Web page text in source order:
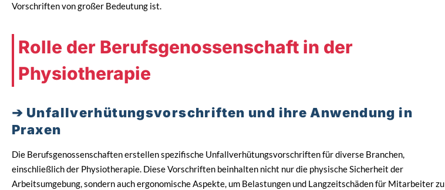
Vorschriften von großer Bedeutung ist.
Rolle der Berufsgenossenschaft in der
Physiotherapie
Unfallverhütungsvorschriften und ihre Anwendung in
Praxen
Die Berufsgenossenschaften erstellen spezifische Unfallverhütungsvorschriften für diverse Branchen,
einschließlich der Physiotherapie. Diese Vorschriften beinhalten nicht nur die physische Sicherheit der
Arbeitsumgebung, sondern auch ergonomische Aspekte, um Belastungen und Langzeitschäden für Mitarbeiter zu